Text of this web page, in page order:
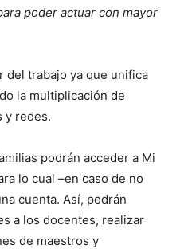
poder actuar con mayor
del trabajo ya que unifica
la multiplicación de
y redes.
podrán acceder a Mi
lo cual –en caso de no
cuenta. Así, podrán
a los docentes, realizar
de maestros y